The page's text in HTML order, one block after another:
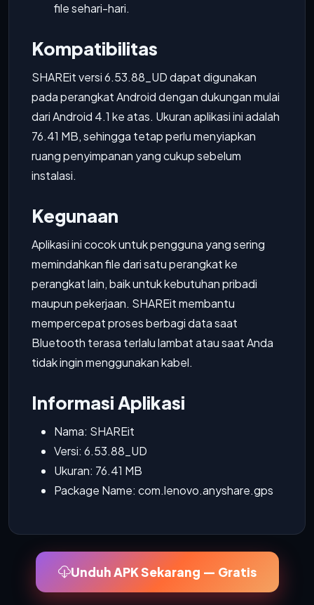
file sehari-hari.
Kompatibilitas
SHAREit versi 6.53.88_UD dapat digunakan
pada perangkat Android dengan dukungan mulai
dari Android 4.1 ke atas. Ukuran aplikasi ini adalah
76.41 MB, sehingga tetap perlu menyiapkan
ruang penyimpanan yang cukup sebelum
instalasi.
Kegunaan
Aplikasi ini cocok untuk pengguna yang sering
memindahkan file dari satu perangkat ke
perangkat lain, baik untuk kebutuhan pribadi
maupun pekerjaan. SHAREit membantu
mempercepat proses berbagi data saat
Bluetooth terasa terlalu lambat atau saat Anda
tidak ingin menggunakan kabel.
Informasi Aplikasi
Nama: SHAREit
Versi: 6.53.88_UD
Ukuran: 76.41 MB
Package Name: com.lenovo.anyshare.gps
Unduh APK Sekarang — Gratis